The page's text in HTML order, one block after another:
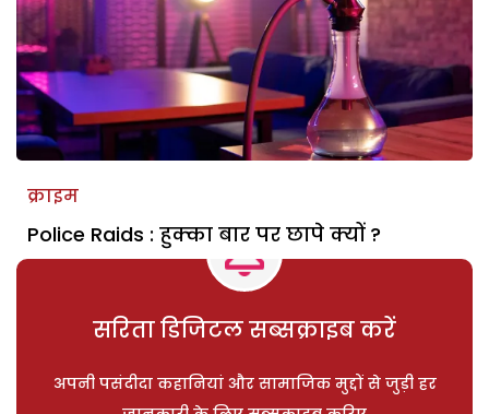
क्राइम
Police Raids : हुक्का बार पर छापे क्यों ?
सरिता डिजिटल सब्सक्राइब करें
अपनी पसंदीदा कहानियां और सामाजिक मुद्दों से जुड़ी हर